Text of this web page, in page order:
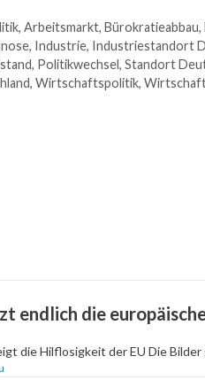
, Arbeitsmarkt, Bürokratieabbau,
, Industrie, Industriestandort
, Politikwechsel, Standort
, Wirtschaftspolitik,
endlich die
die Hilflosigkeit der EU Die Bilder